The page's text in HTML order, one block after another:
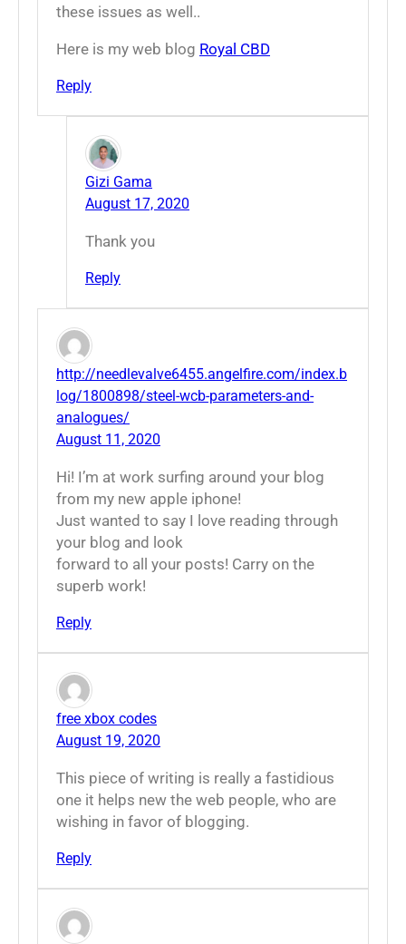
these issues as well..
Here is my web blog Royal CBD
Reply
Gizi Gama
August 17, 2020
Thank you
Reply
http://needlevalve6455.angelfire.com/index.b
log/1800898/steel-wcb-parameters-and-
analogues/
August 11, 2020
Hi! I’m at work surfing around your blog
from my new apple iphone!
Just wanted to say I love reading through
your blog and look
forward to all your posts! Carry on the
superb work!
Reply
free xbox codes
August 19, 2020
This piece of writing is really a fastidious
one it helps new the web people, who are
wishing in favor of blogging.
Reply